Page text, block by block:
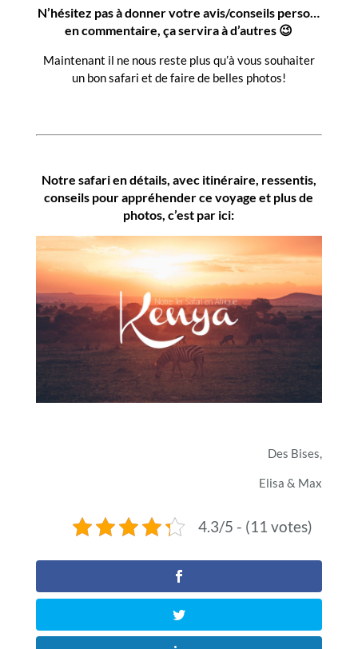
N’hésitez pas à donner votre avis/conseils perso…
en commentaire, ça servira à d’autres 😉
Maintenant il ne nous reste plus qu’à vous souhaiter
un bon safari et de faire de belles photos!
Notre safari en détails, avec itinéraire, ressentis,
conseils pour appréhender ce voyage et plus de
photos, c’est par ici:
Des Bises,
Elisa & Max
4.3/5 - (11 votes)